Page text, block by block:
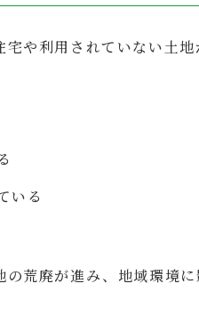
や利用されていない土
いる
荒廃が進み、地域環境